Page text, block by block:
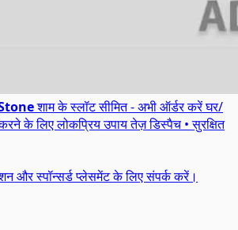
शाम के स्लॉट सीमित - अभी ऑर्डर करेंघर/
के लिए लोकप्रिय उपायतेज़ डिस्पैच • सुरक्षित
और स्पॉन्सर्ड प्लेसमेंट के लिए संपर्क करें।